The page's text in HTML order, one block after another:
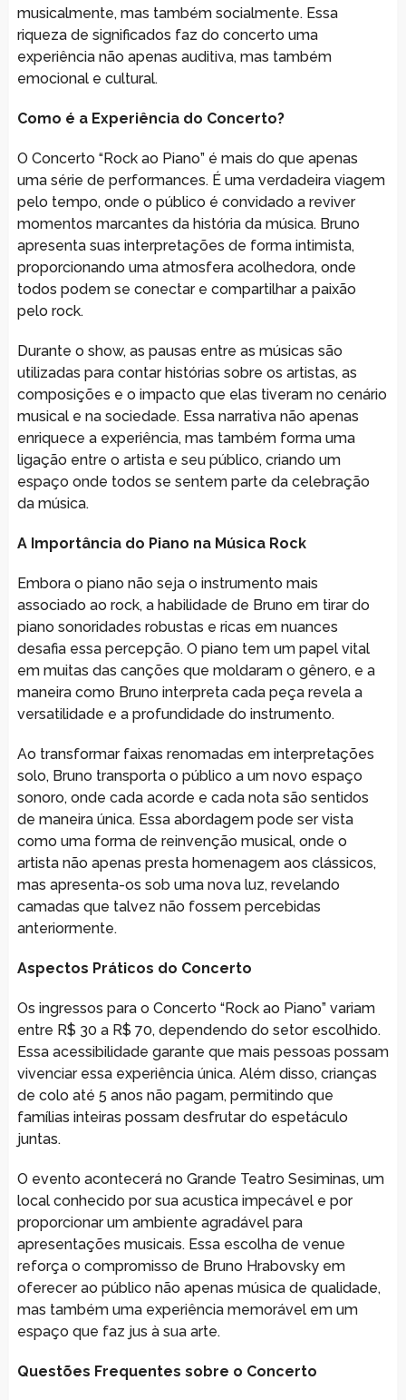
musicalmente, mas também socialmente. Essa
riqueza de significados faz do concerto uma
experiência não apenas auditiva, mas também
emocional e cultural.
Como é a Experiência do Concerto?
O Concerto “Rock ao Piano” é mais do que apenas
uma série de performances. É uma verdadeira viagem
pelo tempo, onde o público é convidado a reviver
momentos marcantes da história da música. Bruno
apresenta suas interpretações de forma intimista,
proporcionando uma atmosfera acolhedora, onde
todos podem se conectar e compartilhar a paixão
pelo rock.
Durante o show, as pausas entre as músicas são
utilizadas para contar histórias sobre os artistas, as
composições e o impacto que elas tiveram no cenário
musical e na sociedade. Essa narrativa não apenas
enriquece a experiência, mas também forma uma
ligação entre o artista e seu público, criando um
espaço onde todos se sentem parte da celebração
da música.
A Importância do Piano na Música Rock
Embora o piano não seja o instrumento mais
associado ao rock, a habilidade de Bruno em tirar do
piano sonoridades robustas e ricas em nuances
desafia essa percepção. O piano tem um papel vital
em muitas das canções que moldaram o gênero, e a
maneira como Bruno interpreta cada peça revela a
versatilidade e a profundidade do instrumento.
Ao transformar faixas renomadas em interpretações
solo, Bruno transporta o público a um novo espaço
sonoro, onde cada acorde e cada nota são sentidos
de maneira única. Essa abordagem pode ser vista
como uma forma de reinvenção musical, onde o
artista não apenas presta homenagem aos clássicos,
mas apresenta-os sob uma nova luz, revelando
camadas que talvez não fossem percebidas
anteriormente.
Aspectos Práticos do Concerto
Os ingressos para o Concerto “Rock ao Piano” variam
entre R$ 30 a R$ 70, dependendo do setor escolhido.
Essa acessibilidade garante que mais pessoas possam
vivenciar essa experiência única. Além disso, crianças
de colo até 5 anos não pagam, permitindo que
famílias inteiras possam desfrutar do espetáculo
juntas.
O evento acontecerá no Grande Teatro Sesiminas, um
local conhecido por sua acustica impecável e por
proporcionar um ambiente agradável para
apresentações musicais. Essa escolha de venue
reforça o compromisso de Bruno Hrabovsky em
oferecer ao público não apenas música de qualidade,
mas também uma experiência memorável em um
espaço que faz jus à sua arte.
Questões Frequentes sobre o Concerto